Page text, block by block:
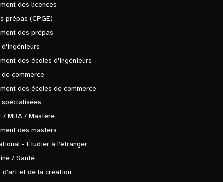
des licences
prépas (CPGE)
des prépas
d'ingénieurs
des écoles d'ingénieurs
de commerce
des écoles de commerce
spécialisées
/ MBA / Mastère
des masters
- Étudier à l'étranger
/ Santé
d'art et de la création